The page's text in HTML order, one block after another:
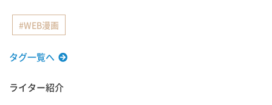
WEB漫画
タグ一覧へ
ライター紹介